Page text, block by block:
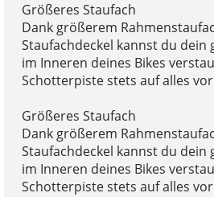
Größeres Staufach
Dank größerem
Staufachdeckel kannst du dein
im Inneren deines Bikes
Schotterpiste stets auf alles
Größeres Staufach
Dank größerem
Staufachdeckel kannst du dein
im Inneren deines Bikes
Schotterpiste stets auf alles